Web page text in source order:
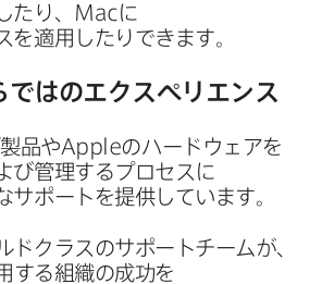
たり、
Macに​
を​適用したりできます。
ではの​エクスペリエンス
製品やAppleの​ハードウェアを​
び​管理する​プロセスに​
サポートを​提供しています。
ドクラスの​サポートチームが、
する​組織の​成功を​